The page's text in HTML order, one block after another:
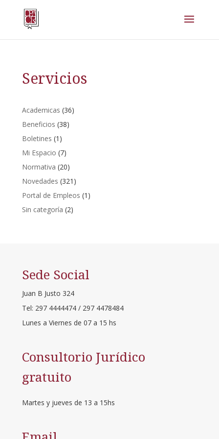
Servicios
Academicas (36)
Beneficios (38)
Boletines (1)
Mi Espacio (7)
Normativa (20)
Novedades (321)
Portal de Empleos (1)
Sin categoría (2)
Sede Social
Juan B Justo 324
Tel: 297 4444474 / 297 4478484
Lunes a Viernes de 07 a 15 hs
Consultorio Jurídico
gratuito
Martes y jueves de 13 a 15hs